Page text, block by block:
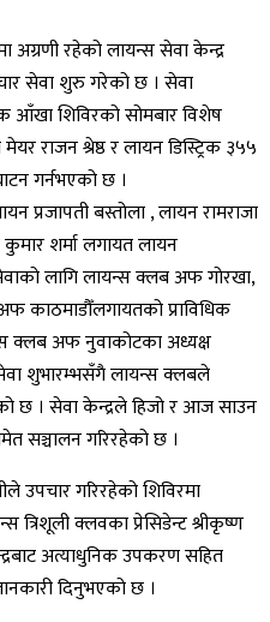
अग्रणी रहेको लायन्स सेवा केन्द्र
सेवा शुरु गरेको छ । सेवा
आँखा शिविरको सोमबार विशेष
राजन श्रेष्ठ र लायन डिस्ट्रिक ३५५
गर्नभएको छ ।
प्रजापती बस्तोला , लायन रामराजा
शर्मा लगायत लायन
लागि लायन्स क्लब अफ गोरखा,
काठमाडौँलगायतको प्राविधिक
क्लब अफ नुवाकोटका अध्यक्ष
शुभारम्भसँगै लायन्स क्लबले
छ । सेवा केन्द्रले हिजो र आज साउन
सञ्चालन गरिरहेको छ ।
उपचार गरिरहेको शिविरमा
त्रिशूली क्लवका प्रेसिडेन्ट श्रीकृष्ण
अत्याधुनिक उपकरण सहित
दिनुभएको छ ।